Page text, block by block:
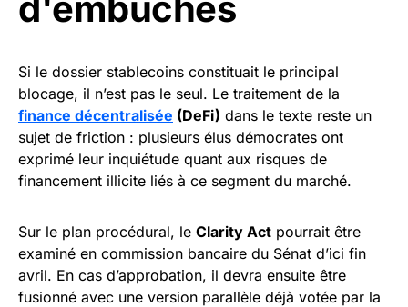
Si le dossier stablecoins constituait le principal
blocage, il n’est pas le seul. Le traitement de la
finance décentralisée (DeFi) dans le texte reste un
sujet de friction : plusieurs élus démocrates ont
exprimé leur inquiétude quant aux risques de
financement illicite liés à ce segment du marché.
Sur le plan procédural, le Clarity Act pourrait être
examiné en commission bancaire du Sénat d’ici fin
avril. En cas d’approbation, il devra ensuite être
fusionné avec une version parallèle déjà votée par la